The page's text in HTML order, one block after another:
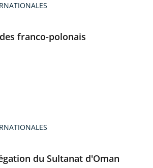
franco-polonais
du Sultanat d'Oman